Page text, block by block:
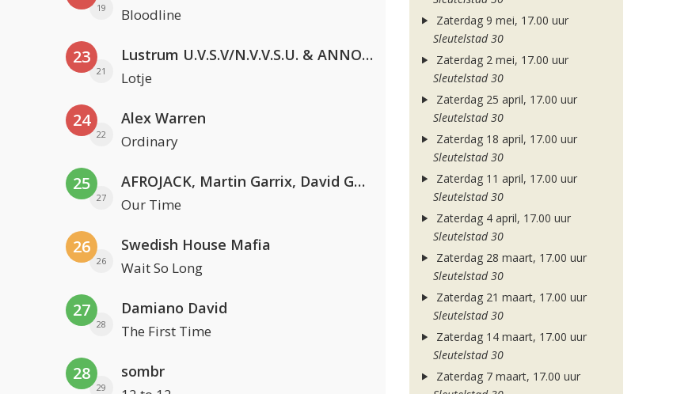
19 Bloodline
23
21
Lustrum U.V.S.V/N.V.V.S.U. & ANNO ONS & Jopke van Dobbenburgh & Roeland Beelen
Lotje
24
22
Alex Warren
Ordinary
25
27
AFROJACK, Martin Garrix, David Guetta & Amél
Our Time
26
26
Swedish House Mafia
Wait So Long
27
28
Damiano David
The First Time
28
29
sombr
Zaterdag 9 mei, 17.00 uur
Sleutelstad 30
Zaterdag 2 mei, 17.00 uur
Sleutelstad 30
Zaterdag 25 april, 17.00 uur
Sleutelstad 30
Zaterdag 18 april, 17.00 uur
Sleutelstad 30
Zaterdag 11 april, 17.00 uur
Sleutelstad 30
Zaterdag 4 april, 17.00 uur
Sleutelstad 30
Zaterdag 28 maart, 17.00 uur
Sleutelstad 30
Zaterdag 21 maart, 17.00 uur
Sleutelstad 30
Zaterdag 14 maart, 17.00 uur
Sleutelstad 30
Zaterdag 7 maart, 17.00 uur